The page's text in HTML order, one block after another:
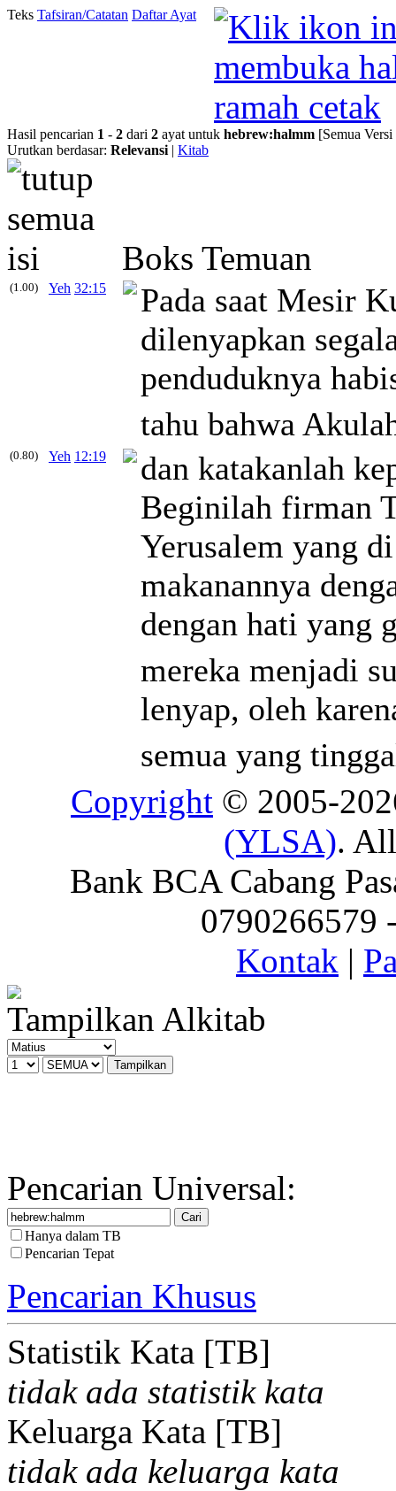
Teks Tafsiran/Catatan Daftar Ayat
Hasil pencarian 1 - 2 dari 2 ayat untuk hebrew:halmm [Semua
Urutkan berdasar: Relevansi | Kitab
Boks Temuan
(1.00) Yeh 32:15
Pada saat Mesir
dilenyapkan
penduduknya
tahu bahwa
(0.80) Yeh 12:19
dan katakanlah
Beginilah firman
Yerusalem yang
makanannya
dengan hati yang
mereka menjadi
lenyap, oleh
semua yang
Copyright © 2005-
(YLSA).
Bank BCA Cabang
0790266579
Kontak |
Tampilkan Alkitab
Pencarian Universal:
Hanya dalam TB
Pencarian Tepat
Pencarian Khusus
Statistik Kata [TB]
tidak ada statistik kata
Keluarga Kata [TB]
tidak ada keluarga kata